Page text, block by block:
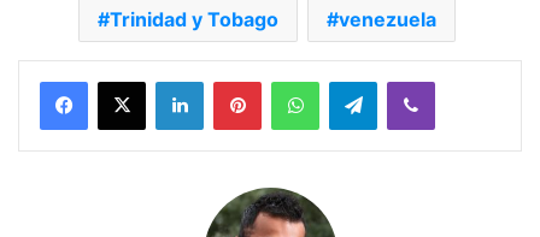
Trinidad y Tobago venezuela
Facebook
X LinkedInPinterestWhatsAppTelegramViber